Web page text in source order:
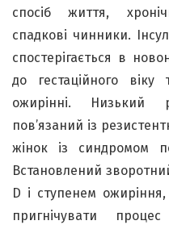
спосіб життя,
спадкові чинники.
спостерігається в
до гестаційного
ожирінні. Низький
пов’язаний із
жінок із синдромом
Встановлений
D і ступенем
пригнічувати